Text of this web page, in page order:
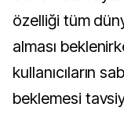
özelliği tüm
alması
kullanıcıların
beklemesi